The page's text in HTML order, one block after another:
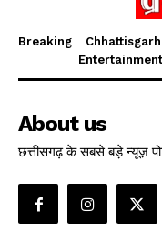
Breaking Chhattisgarh
Entertainment
About us
छत्तीसगढ़ के सबसे बड़े न्यूज़